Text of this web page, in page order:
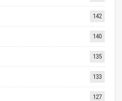
142
140
135
133
127